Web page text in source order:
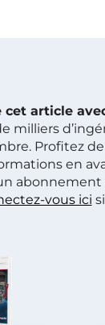
article
milliers
Profitez de
en
vous ici